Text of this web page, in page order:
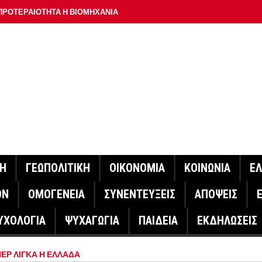
Η ΒΙΟΜΗΧΑΝΙΑ
Η ΠΛΑΤΦΟΡΜΑ
ΣΑΝ ΣΗΜΕΡΑ
Ο ΜΗΤΣΟΤΑΚΗΣ ΓΙΑ ΤΟΥΣ ΠΥΡΟΠΛΗΚΤΟΥΣ
ΕΡΕΥΝΗΤΗΣ ΣΤΗ ΔΑΝΙΑ ΣΧΕΔΙΑΖΕΙ DRONE ΓΙΑ ΤΗ
ΓΕΩΠΟΛΙΤΙΚΗ ΟΙΚΟΝΟΜΙΑ ΚΟΙΝΩΝΙΑ
ΟΜΟΓΕΝΕΙΑ ΣΥΝΕΝΤΕΥΞΕΙΣ ΑΠΟΨΕΙΣ
ΨΥΧΑΓΩΓΙΑ ΠΑΙΔΕΙΑ ΕΚΔΗΛΩΣΕΙΣ
ΛΙΓΚΑ Η ΕΛΛΑΔΑ